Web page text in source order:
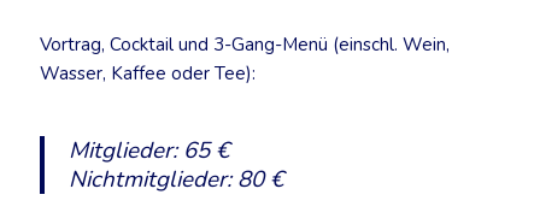
Vortrag, Cocktail und 3-Gang-Menü (einschl. Wein,
Wasser, Kaffee oder Tee):
Mitglieder: 65 €
Nichtmitglieder: 80 €